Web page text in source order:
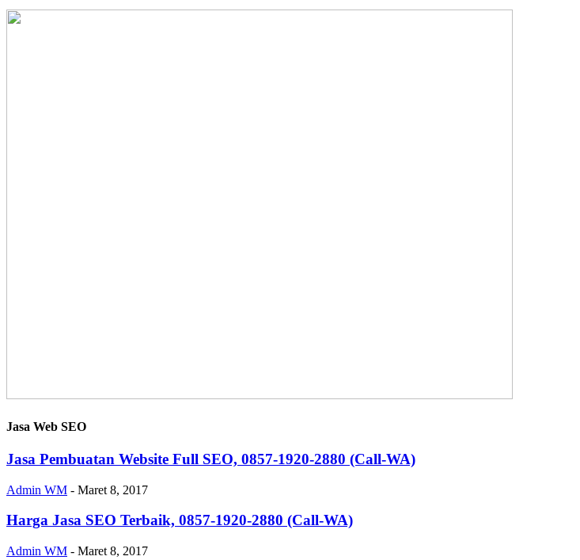
Jasa Web SEO
Jasa Pembuatan Website Full SEO, 0857-1920-2880 (Call-WA)
Admin WM - Maret 8, 2017
Harga Jasa SEO Terbaik, 0857-1920-2880 (Call-WA)
Admin WM - Maret 8, 2017